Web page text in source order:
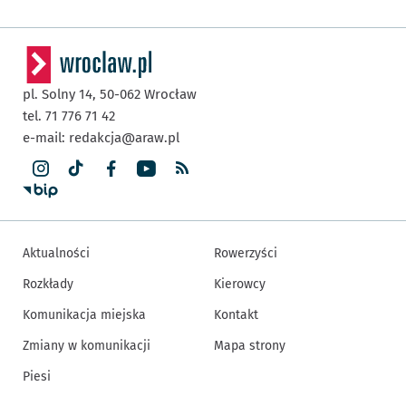
pl. Solny 14, 50-062 Wrocław
tel. 71 776 71 42
e-mail: redakcja@araw.pl
Aktualności
Rozkłady
Komunikacja miejska
Zmiany w komunikacji
Piesi
Rowerzyści
Kierowcy
Kontakt
Mapa strony